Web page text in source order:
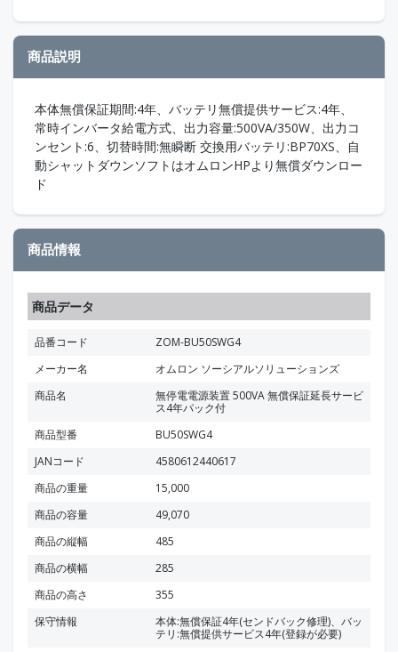
商品説明
本体無償保証期間:4年、バッテリ無償提供サービス:4年、
常時インバータ給電方式、出力容量:500VA/350W、出力コ
ンセント:6、切替時間:無瞬断 交換用バッテリ:BP70XS、自
動シャットダウンソフトはオムロンHPより無償ダウンロー
ド
商品情報
商品データ
品番コード
ZOM-BU50SWG4
メーカー名
オムロン ソーシアルソリューションズ
商品名
無停電電源装置 500VA 無償保証延長サービ
ス4年パック付
商品型番
BU50SWG4
JANコード
4580612440617
商品の重量
15,000
商品の容量
49,070
商品の縦幅
485
商品の横幅
285
商品の高さ
355
保守情報
本体:無償保証4年(センドバック修理)、バッ
テリ:無償提供サービス4年(登録が必要)